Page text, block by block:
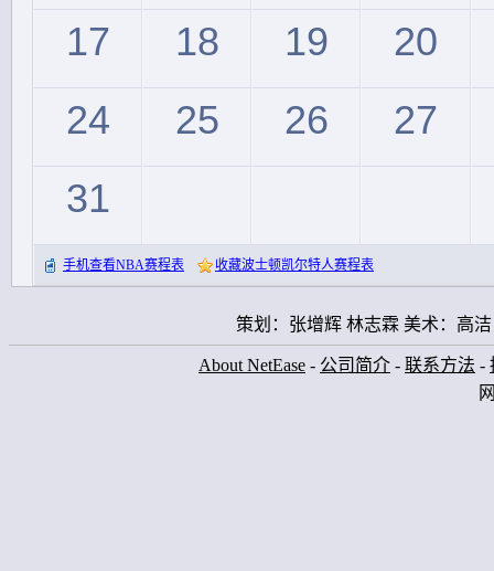
17
18 19
20
24
25 26
27
31
手机查看NBA赛程表 收藏波士顿凯尔特人赛程表
策划：张增辉 林志霖 美术：高
About NetEase - 公司简介 - 联系方法 -